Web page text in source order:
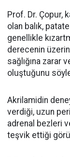
Prof. Dr. Çopur,
olan balık,
genellikle
derecenin
sağlığına zarar
oluştuğunu
Akrilamidin
verdiği, uzun
adrenal bezleri
teşvik ettiği